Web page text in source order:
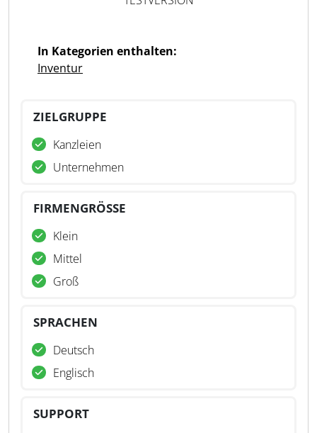
In Kategorien enthalten:
Inventur
ZIELGRUPPE
Kanzleien
Unternehmen
FIRMENGRÖSSE
Klein
Mittel
Groß
SPRACHEN
Deutsch
Englisch
SUPPORT